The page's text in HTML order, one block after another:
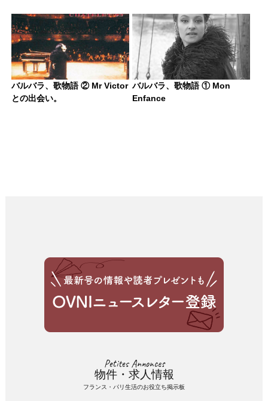
バルバラ、歌物語 ② Mr Victor
との出会い。
バルバラ、歌物語 ① Mon
Enfance
Petites Annonces
物件・求人情報
フランス・パリ生活のお役立ち掲示板